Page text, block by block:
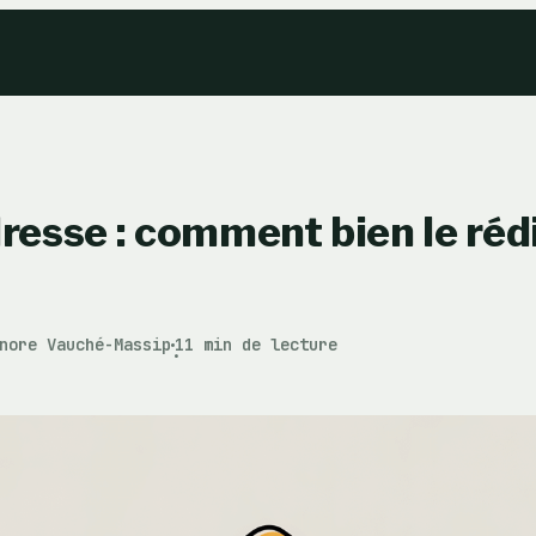
: comment bien le
Vauché-Massip
·
11 min de lecture